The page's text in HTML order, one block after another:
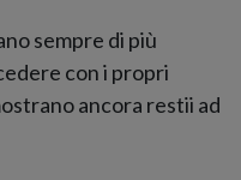
sempre di più
con i propri
ancora restii ad